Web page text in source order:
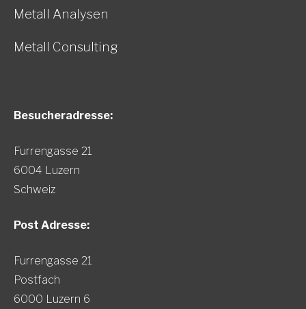
Metall Analysen
Metall Consulting
Besucheradresse:
Furrengasse 21
6004 Luzern
Schweiz
Post Adresse:
Furrengasse 21
Postfach
6000 Luzern 6